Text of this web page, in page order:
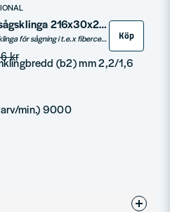
Bosch Cirkelsågsklinga 216x30x2,2mm 6T EXPERT FOR FIBER CEMENT
Bosch 216mm sågklinga för sågning i t.e.x fibercement.
kr
Köp
(b2) mm 2,2/1,6
min.) 9000